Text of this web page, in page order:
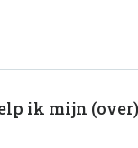
ik mijn